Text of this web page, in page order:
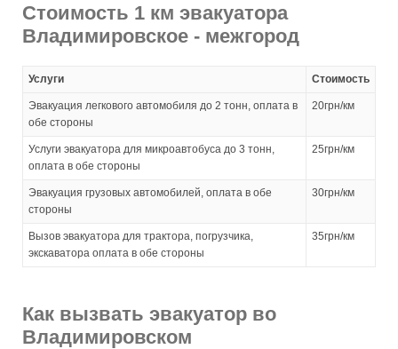
Стоимость 1 км эвакуатора
Владимировское - межгород
Услуги Стоимость
Эвакуация легкового автомобиля до 2 тонн, оплата в
обе стороны
20грн/км
Услуги эвакуатора для микроавтобуса до 3 тонн,
оплата в обе стороны
25грн/км
Эвакуация грузовых автомобилей, оплата в обе
стороны
30грн/км
Вызов эвакуатора для трактора, погрузчика,
экскаватора оплата в обе стороны
35грн/км
Как вызвать эвакуатор во
Владимировском